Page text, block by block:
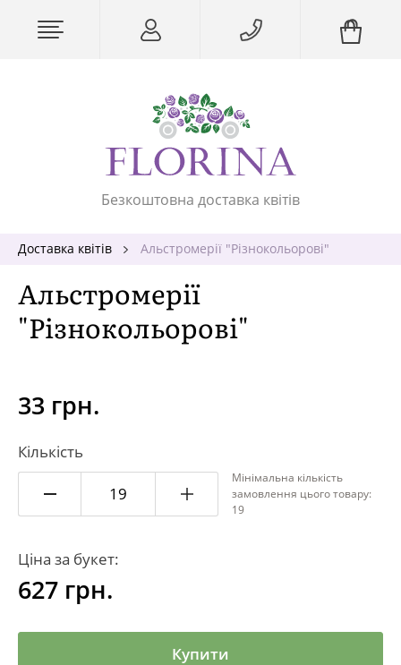
Безкоштовна доставка квітів
Доставка квітів Альстромерії "Різнокольорові"
Альстромерії
"Різнокольорові"
33 грн.
Кількість
Мінімальна кількість
замовлення цього товару:
19
Ціна за букет:
627 грн.
Купити